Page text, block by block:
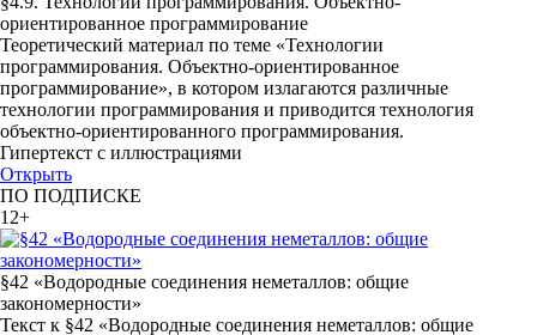
ориентированное программирование
Теоретический материал по теме «Технологии
программирования. Объектно-ориентированное
программирование», в котором излагаются различные
технологии программирования и приводится технология
объектно-ориентированного программирования.
Гипертекст с иллюстрациями
Открыть
ПО ПОДПИСКЕ
12+
§42 «Водородные соединения неметаллов: общие
закономерности»
Текст к §42 «Водородные соединения неметаллов: общие